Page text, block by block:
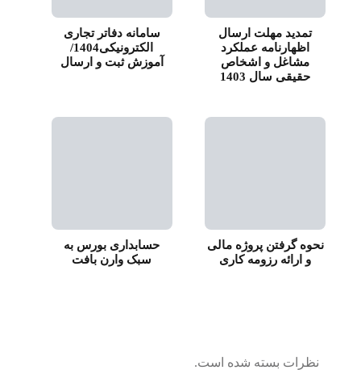
تمدید مهلت ارسال
اظهارنامه عملکرد
مشاغل و اشخاص
حقیقی سال 1403
سامانه دفاتر تجاری
الکترونیکی1404/
آموزش ثبت و ارسال
نحوه گرفتن پروژه مالی
و ارائه رزومه کاری
حسابداری بورس به
سبک وارن بافت
نظرات بسته شده است.